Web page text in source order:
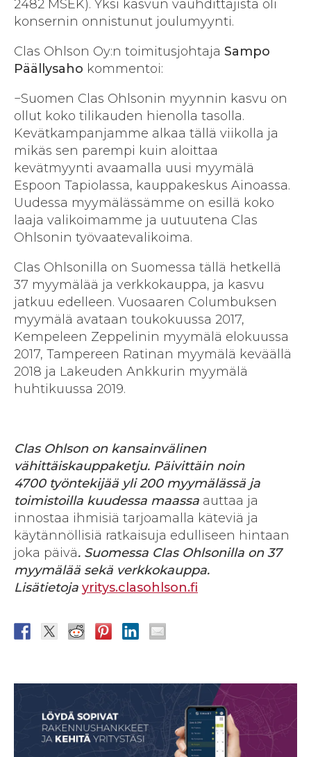
2482 MSEK). Yksi kasvun vauhdittajista oli
konsernin onnistunut joulumyynti.
Clas Ohlson Oy:n toimitusjohtaja Sampo
Päällysaho kommentoi:
−Suomen Clas Ohlsonin myynnin kasvu on
ollut koko tilikauden hienolla tasolla.
Kevätkampanjamme alkaa tällä viikolla ja
mikäs sen parempi kuin aloittaa
kevätmyynti avaamalla uusi myymälä
Espoon Tapiolassa, kauppakeskus Ainoassa.
Uudessa myymälässämme on esillä koko
laaja valikoimamme ja uutuutena Clas
Ohlsonin työvaatevalikoima.
Clas Ohlsonilla on Suomessa tällä hetkellä
37 myymälää ja verkkokauppa, ja kasvu
jatkuu edelleen. Vuosaaren Columbuksen
myymälä avataan toukokuussa 2017,
Kempeleen Zeppelinin myymälä elokuussa
2017, Tampereen Ratinan myymälä keväällä
2018 ja Lakeuden Ankkurin myymälä
huhtikuussa 2019.
Clas Ohlson on kansainvälinen
vähittäiskauppaketju. Päivittäin noin
4700 työntekijää yli 200 myymälässä ja
toimistoilla kuudessa maassa auttaa ja
innostaa ihmisiä tarjoamalla käteviä ja
käytännöllisiä ratkaisuja edulliseen hintaan
joka päivä. Suomessa Clas Ohlsonilla on 37
myymälää sekä verkkokauppa.
Lisätietoja yritys.clasohlson.fi